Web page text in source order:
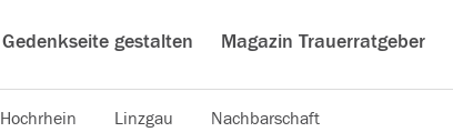
Gedenkseite gestalten Magazin Trauerratgeber
Hochrhein Linzgau Nachbarschaft